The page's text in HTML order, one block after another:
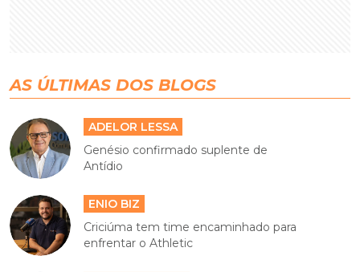
AS ÚLTIMAS DOS BLOGS
ADELOR LESSA
Genésio confirmado suplente de
Antídio
ENIO BIZ
Criciúma tem time encaminhado para
enfrentar o Athletic